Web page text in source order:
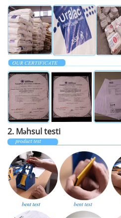
2. Məhsul testi